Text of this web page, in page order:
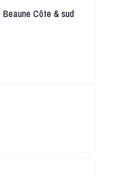
Côte & sud